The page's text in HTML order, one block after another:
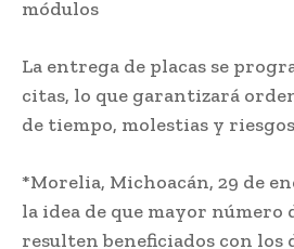
módulos
La entrega de placas se
citas, lo que garantizará
de tiempo, molestias y riesgos
*Morelia, Michoacán, 29 de
la idea de que mayor número
resulten beneficiados con los